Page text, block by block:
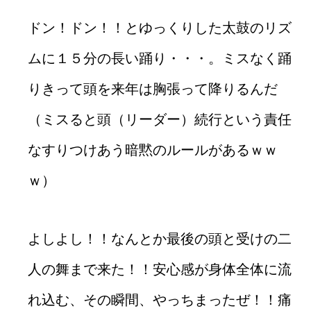
ドン！ドン！！とゆっくりした太鼓のリズ
ムに１５分の長い踊り・・・。ミスなく踊
りきって頭を来年は胸張って降りるんだ
（ミスると頭（リーダー）続行という責任
なすりつけあう暗黙のルールがあるｗｗ
ｗ）
よしよし！！なんとか最後の頭と受けの二
人の舞まで来た！！安心感が身体全体に流
れ込む、その瞬間、やっちまったぜ！！痛